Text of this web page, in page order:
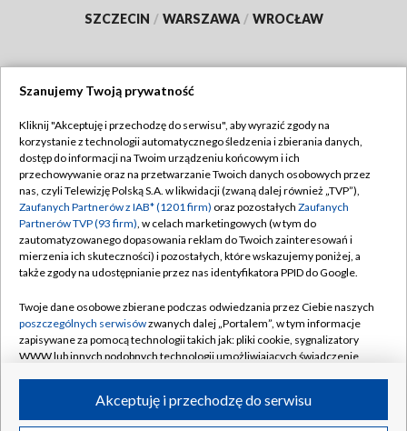
SZCZECIN / WARSZAWA / WROCŁAW
TVP
Abonament TVP
Emisja w TVP
Centrum informacji TVP
Naziemna Telewizja Cyfrowa
Rada Programowa
System NOS
Informacje o nadawcy
Program dla prasy
Regulamin TVP
Polityka prywatności
Moje zgody
Pomoc
Kontakt
Kanały
©2026 Telewizja Polska S.A. w likwidacji
Szanujemy Twoją prywatność
Kliknij "Akceptuję i przechodzę do serwisu", aby wyrazić zgody na
korzystanie z technologii automatycznego śledzenia i zbierania danych,
dostęp do informacji na Twoim urządzeniu końcowym i ich
przechowywanie oraz na przetwarzanie Twoich danych osobowych przez
nas, czyli Telewizję Polską S.A. w likwidacji (zwaną dalej również „TVP”),
Zaufanych Partnerów z IAB* (1201 firm) oraz pozostałych Zaufanych
Partnerów TVP (93 firm), w celach marketingowych (w tym do
zautomatyzowanego dopasowania reklam do Twoich zainteresowań i
mierzenia ich skuteczności) i pozostałych, które wskazujemy poniżej, a
także zgody na udostępnianie przez nas identyfikatora PPID do Google.
Twoje dane osobowe zbierane podczas odwiedzania przez Ciebie naszych
poszczególnych serwisówzwanych dalej „Portalem”, w tym informacje
zapisywane za pomocą technologii takich jak: pliki cookie, sygnalizatory
WWW lub innych podobnych technologii umożliwiających świadczenie
ruchu w Internecie.Akceptuję i przechodzę do serwisu